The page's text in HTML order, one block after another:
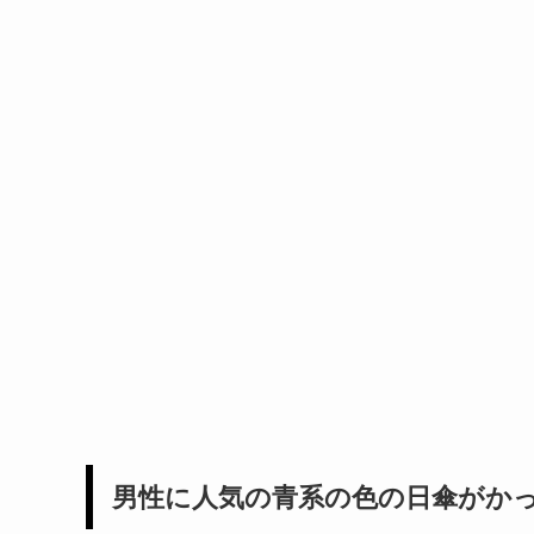
男性に人気の青系の色の日傘がか